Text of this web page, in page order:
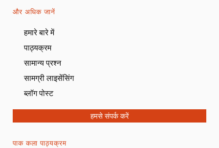
और अधिक जानें
हमारे बारे में
पाठ्यक्रम
सामान्य प्रश्न
सामग्री लाइसेंसिंग
ब्लॉग पोस्ट
हमसे संपर्क करें
पाक कला पाठ्यक्रम